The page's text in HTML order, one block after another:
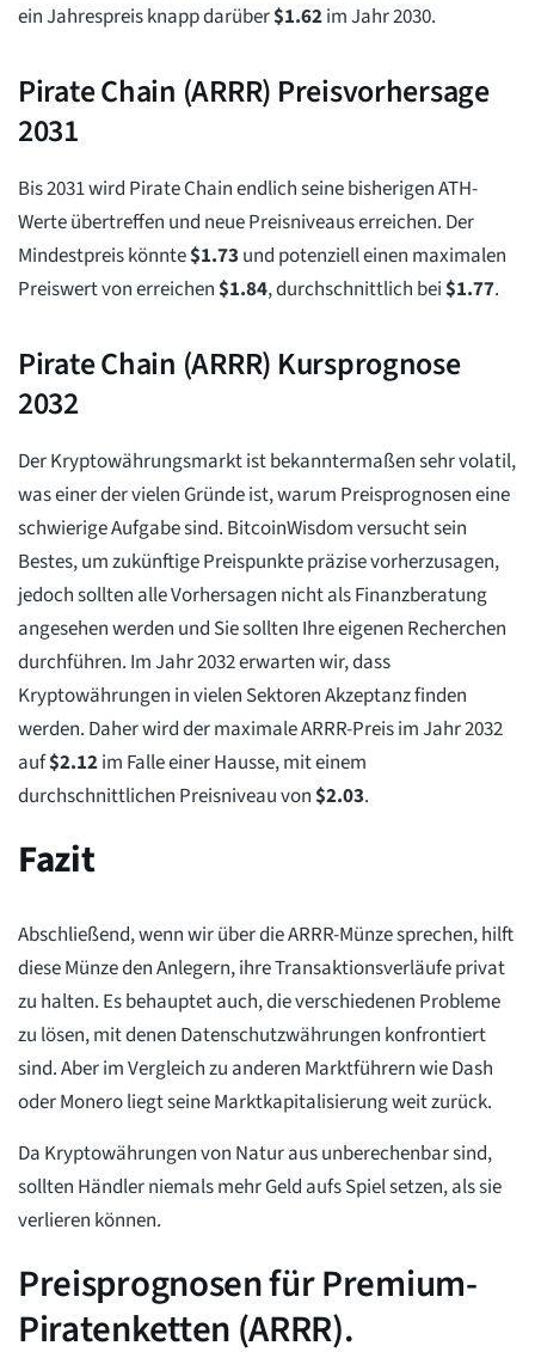
ein Jahrespreis knapp darüber$1.62im Jahr 2030.
Pirate Chain (ARRR) Preisvorhersage
2031
Bis 2031 wird Pirate Chain endlich seine bisherigen ATH-
Werte übertreffen und neue Preisniveaus erreichen. Der
Mindestpreis könnte$1.73 und potenziell einen maximalen
Preiswert von erreichen$1.84, durchschnittlich bei$1.77.
Pirate Chain (ARRR) Kursprognose
2032
Der Kryptowährungsmarkt ist bekanntermaßen sehr volatil,
was einer der vielen Gründe ist, warum Preisprognosen eine
schwierige Aufgabe sind. BitcoinWisdom versucht sein
Bestes, um zukünftige Preispunkte präzise vorherzusagen,
jedoch sollten alle Vorhersagen nicht als Finanzberatung
angesehen werden und Sie sollten Ihre eigenen Recherchen
durchführen. Im Jahr 2032 erwarten wir, dass
Kryptowährungen in vielen Sektoren Akzeptanz finden
werden. Daher wird der maximale ARRR-Preis im Jahr 2032
auf$2.12im Falle einer Hausse, mit einem
durchschnittlichen Preisniveau von$2.03.
Fazit
Abschließend, wenn wir über die ARRR-Münze sprechen, hilft
diese Münze den Anlegern, ihre Transaktionsverläufe privat
zu halten. Es behauptet auch, die verschiedenen Probleme
zu lösen, mit denen Datenschutzwährungen konfrontiert
sind. Aber im Vergleich zu anderen Marktführern wie Dash
oder Monero liegt seine Marktkapitalisierung weit zurück.
Da Kryptowährungen von Natur aus unberechenbar sind,
sollten Händler niemals mehr Geld aufs Spiel setzen, als sie
verlieren können.
Preisprognosen für Premium-
Piratenketten (ARRR).